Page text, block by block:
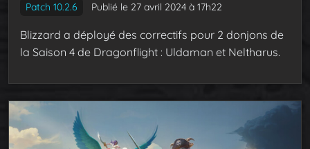
Patch 10.2.6 Publié le 27 avril 2024 à 17h22
Blizzard a déployé des correctifs pour 2 donjons de
la Saison 4 de Dragonflight : Uldaman et Neltharus.